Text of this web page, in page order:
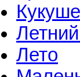
Лето